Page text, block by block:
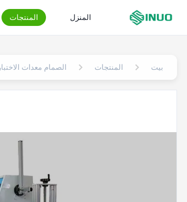
المنزل المنتجات
بيت المنتجات الصمام معدات الاختبار